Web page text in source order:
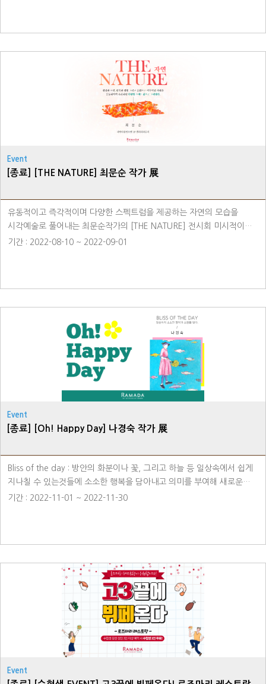
Event
[종료] [THE NATURE] 최문순 작가 展
유동적이고 즉각적이며 다양한 스펙트럼을 제공하는 자연의 모습을
시각예술로 풀어내는 최문순작가의 [THE NATURE] 전시회 미시적이며
동시에 거시적인 단위들이 탄생하고, 진화하며 이동하고 소멸해가는
라마다용인호텔 1F 호텔 갤러리 라운지
기간 : 2022-08-10 ~ 2022-09-01
Event
[종료] [Oh! Happy Day] 나경숙 작가 展
Bliss of the day : 방안의 화분이나 꽃, 그리고 하늘 등 일상속에서 쉽게
지나칠 수 있는것들에 소소한 행복을 담아내고 의미를 부여해 새로운
모습으로 표현한 전시회를 소개합니다. 나경숙 작가가 그려낸 다채롭고
기간 : 2022-11-01 ~ 2022-11-30
Event